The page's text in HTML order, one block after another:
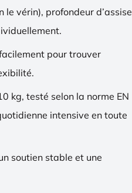
le vérin), profondeur d’assise
pour trouver
kg, testé selon la norme EN
intensive en toute
soutien stable et une